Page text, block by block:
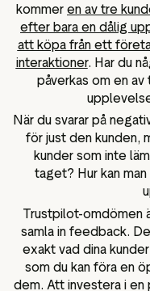
kommer en av tre
efter bara en dålig
att köpa från ett
interaktioner. Har du
påverkas om en
När du svarar på
för just den kunden,
kunder som inte
taget? Hur kan
Trustpilot-omdömen
samla in feedback.
exakt vad dina
som du kan föra en
dem. Att investera i